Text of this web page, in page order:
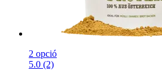
2 opció
5.0 (2)